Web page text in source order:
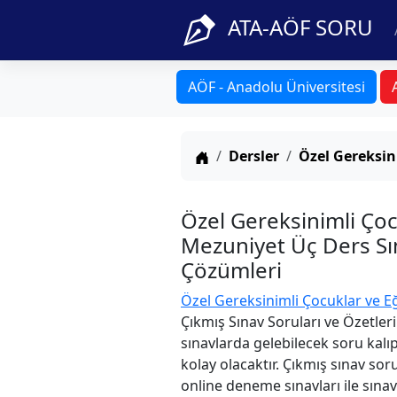
ATA-AÖF SORU
AÖF - Anadolu Üniversitesi
Anasayfa
Dersler Özel
Özel Gereksinimli
Mezuniyet Üç Ders
Çözümleri
Özel Gereksinimli Çocuklar ve
Çıkmış Sınav Soruları ve
sınavlarda gelebilecek soru
kolay olacaktır. Çıkmış sınav
online deneme sınavları ile